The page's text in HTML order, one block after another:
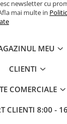
newsletter cu
mai multe in
MEU
CLIENTI
COMERCIALE
CLIENTI 8:00 -